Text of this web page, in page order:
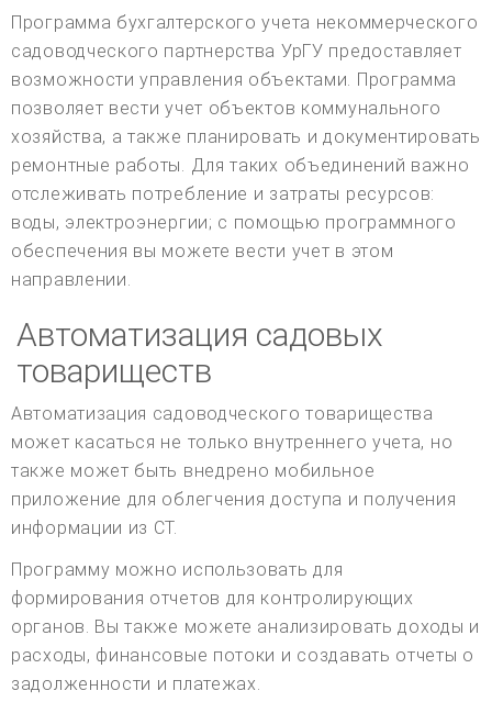
Программа бухгалтерского учета некоммерческого
садоводческого партнерства УрГУ предоставляет
возможности управления объектами. Программа
позволяет вести учет объектов коммунального
хозяйства, а также планировать и документировать
ремонтные работы. Для таких объединений важно
отслеживать потребление и затраты ресурсов:
воды, электроэнергии; с помощью программного
обеспечения вы можете вести учет в этом
направлении.
Автоматизация садовых
товариществ
Автоматизация садоводческого товарищества
может касаться не только внутреннего учета, но
также может быть внедрено мобильное
приложение для облегчения доступа и получения
информации из СТ.
Программу можно использовать для
формирования отчетов для контролирующих
органов. Вы также можете анализировать доходы и
расходы, финансовые потоки и создавать отчеты о
задолженности и платежах.